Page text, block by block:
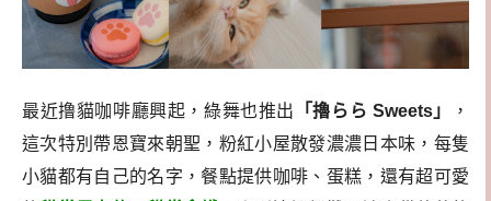
最近撸貓咖啡廳興起，綠舞也推出 「擼らら Sweets」
，
這次特別帶恩寶來朝聖，粉紅小屋散發濃濃日本味，每隻
小貓都有自己的名字，餐點提供咖啡、蛋糕，還有超可愛